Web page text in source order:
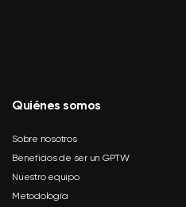
Quiénes somos
Sobre nosotros
Beneficios de ser un GPTW
Nuestro equipo
Metodología